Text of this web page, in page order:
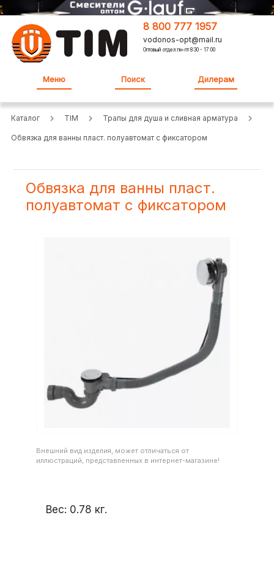
8 800 777 1957
vodonos-opt@mail.ru
Оптовый отдел:пн-пт 8:30 - 17:00
Меню Поиск Дилерам
Каталог TIM Трапы для душа и сливная арматура
Обвязка для ванны пласт. полуавтомат с фиксатором
Обвязка для ванны пласт.
полуавтомат с фиксатором
Внешний вид изделия, может отличаться от
иллюстраций, представленных в интернет-магазине!
Вес: 0.78 кг.